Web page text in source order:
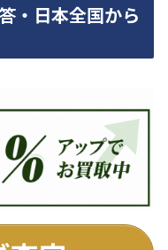
・日本全国から